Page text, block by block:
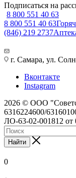
Подписаться на
8 800 551 40 63
8 800 551 40 63
(846) 219 2737
г. Самара, ул.
Вконтакте
Instagram
2026 © ООО
6316224600/
ЛО-63-02-001812 от
Найти
0